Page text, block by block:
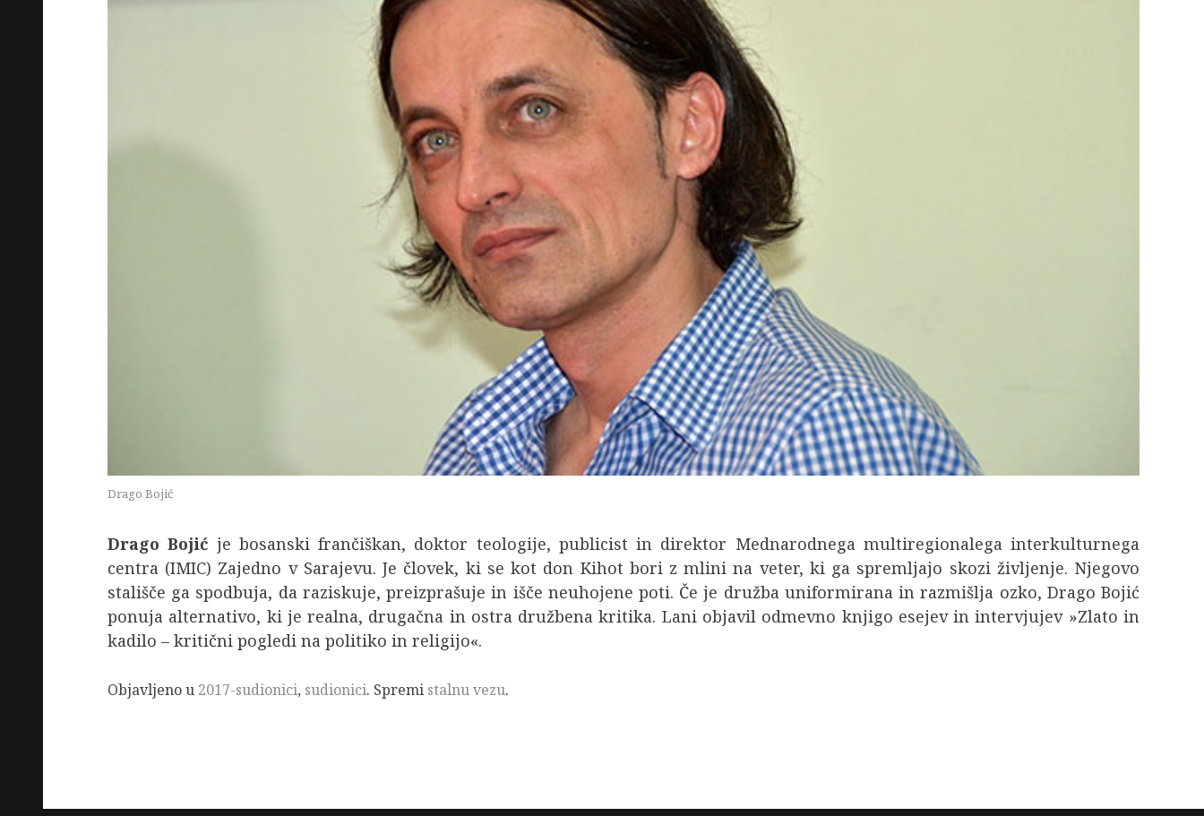
Drago Bojić
Drago Bojić je bosanski frančiškan, doktor teologije, publicist in direktor Mednarodnega multiregionalega interkulturnega
centra (IMIC) Zajedno v Sarajevu. Je človek, ki se kot don Kihot bori z mlini na veter, ki ga spremljajo skozi življenje. Njegovo
stališče ga spodbuja, da raziskuje, preizprašuje in išče neuhojene poti. Če je družba uniformirana in razmišlja ozko, Drago Bojić
ponuja alternativo, ki je realna, drugačna in ostra družbena kritika. Lani objavil odmevno knjigo esejev in intervjujev »Zlato in
kadilo – kritični pogledi na politiko in religijo«.
Objavljeno u 2017-sudionici, sudionici. Spremi stalnu vezu.